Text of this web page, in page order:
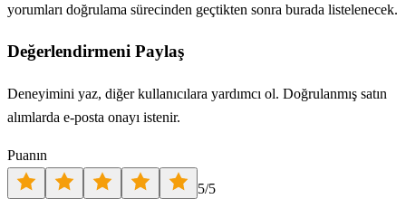
yorumları doğrulama sürecinden geçtikten sonra burada listelenecek.
Değerlendirmeni Paylaş
Deneyimini yaz, diğer kullanıcılara yardımcı ol. Doğrulanmış satın
alımlarda e-posta onayı istenir.
Puanın
5/5